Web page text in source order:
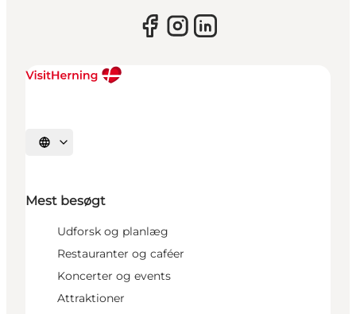
Vælg sprog
Mest besøgt
Udforsk og planlæg
Restauranter og caféer
Koncerter og events
Attraktioner